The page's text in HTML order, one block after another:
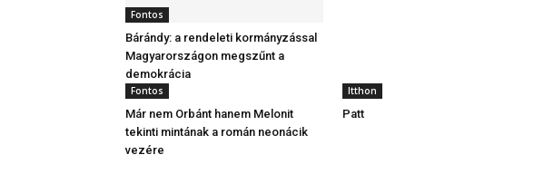
Fontos
Bárándy: a rendeleti kormányzással
Magyarországon megszűnt a
demokrácia
Fontos
Már nem Orbánt hanem Melonit
tekinti mintának a román neonácik
vezére
Itthon
Patt